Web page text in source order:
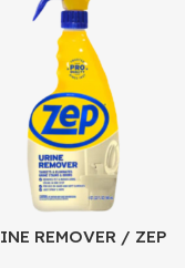
REMOVER / ZEP